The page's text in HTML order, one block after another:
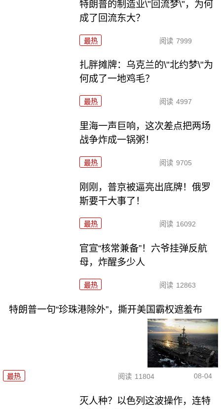
特朗普的制造业\"回流梦\"，为何
成了回流东大？
最热 阅读 7999
扎胖摊牌：乌克兰的\"北约梦\"为
何成了一地鸡毛？
最热 阅读 4997
里海一声巨响，这次差点把两场
战争炸成一锅粥！
最热 阅读 9705
刚刚，普京被逼亮出底牌！俄罗
斯要干大事了！
最热 阅读 16092
官宣“核常兼备”！六爷挂弹反航
母，炸醒多少人
最热 阅读 12863
特朗普一句“珍珠港除外”，撕开美国霸权遮羞布
最热 阅读 11804 08-04
灭人种？以色列这波操作，连特